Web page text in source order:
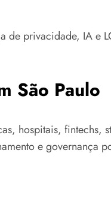
de privacidade, IA e
São Paulo
hospitais, fintechs,
e governança